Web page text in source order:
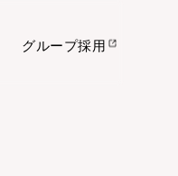
グループ採用